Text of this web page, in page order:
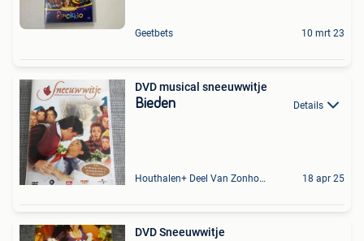
Geetbets 10 mrt 23
DVD musical sneeuwwitje
Bieden Details
Houthalen+ Deel Van Zonhoven En Zolder 18 apr 25
DVD Sneeuwwitje